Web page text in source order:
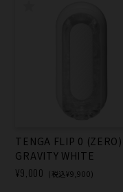
TENGA FLIP 0 (ZERO)
GRAVITY WHITE
¥9,000 (税込¥9,900)